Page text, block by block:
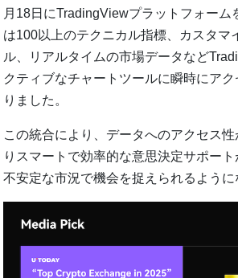
月18日にTradingViewプラットフォーム
は100以上のテクニカル指標、カスタマ
ル、リアルタイムの市場データなど
クティブなチャートツールに瞬時にア
りました。
この統合により、データへのアクセス
りスマートで効率的な意思決定サポー
不安定な市況で機会を捉えられるように